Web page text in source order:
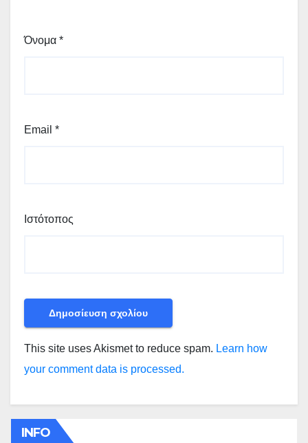
Όνομα *
Email *
Ιστότοπος
This site uses Akismet to reduce spam. Learn how
your comment data is processed.
INFO